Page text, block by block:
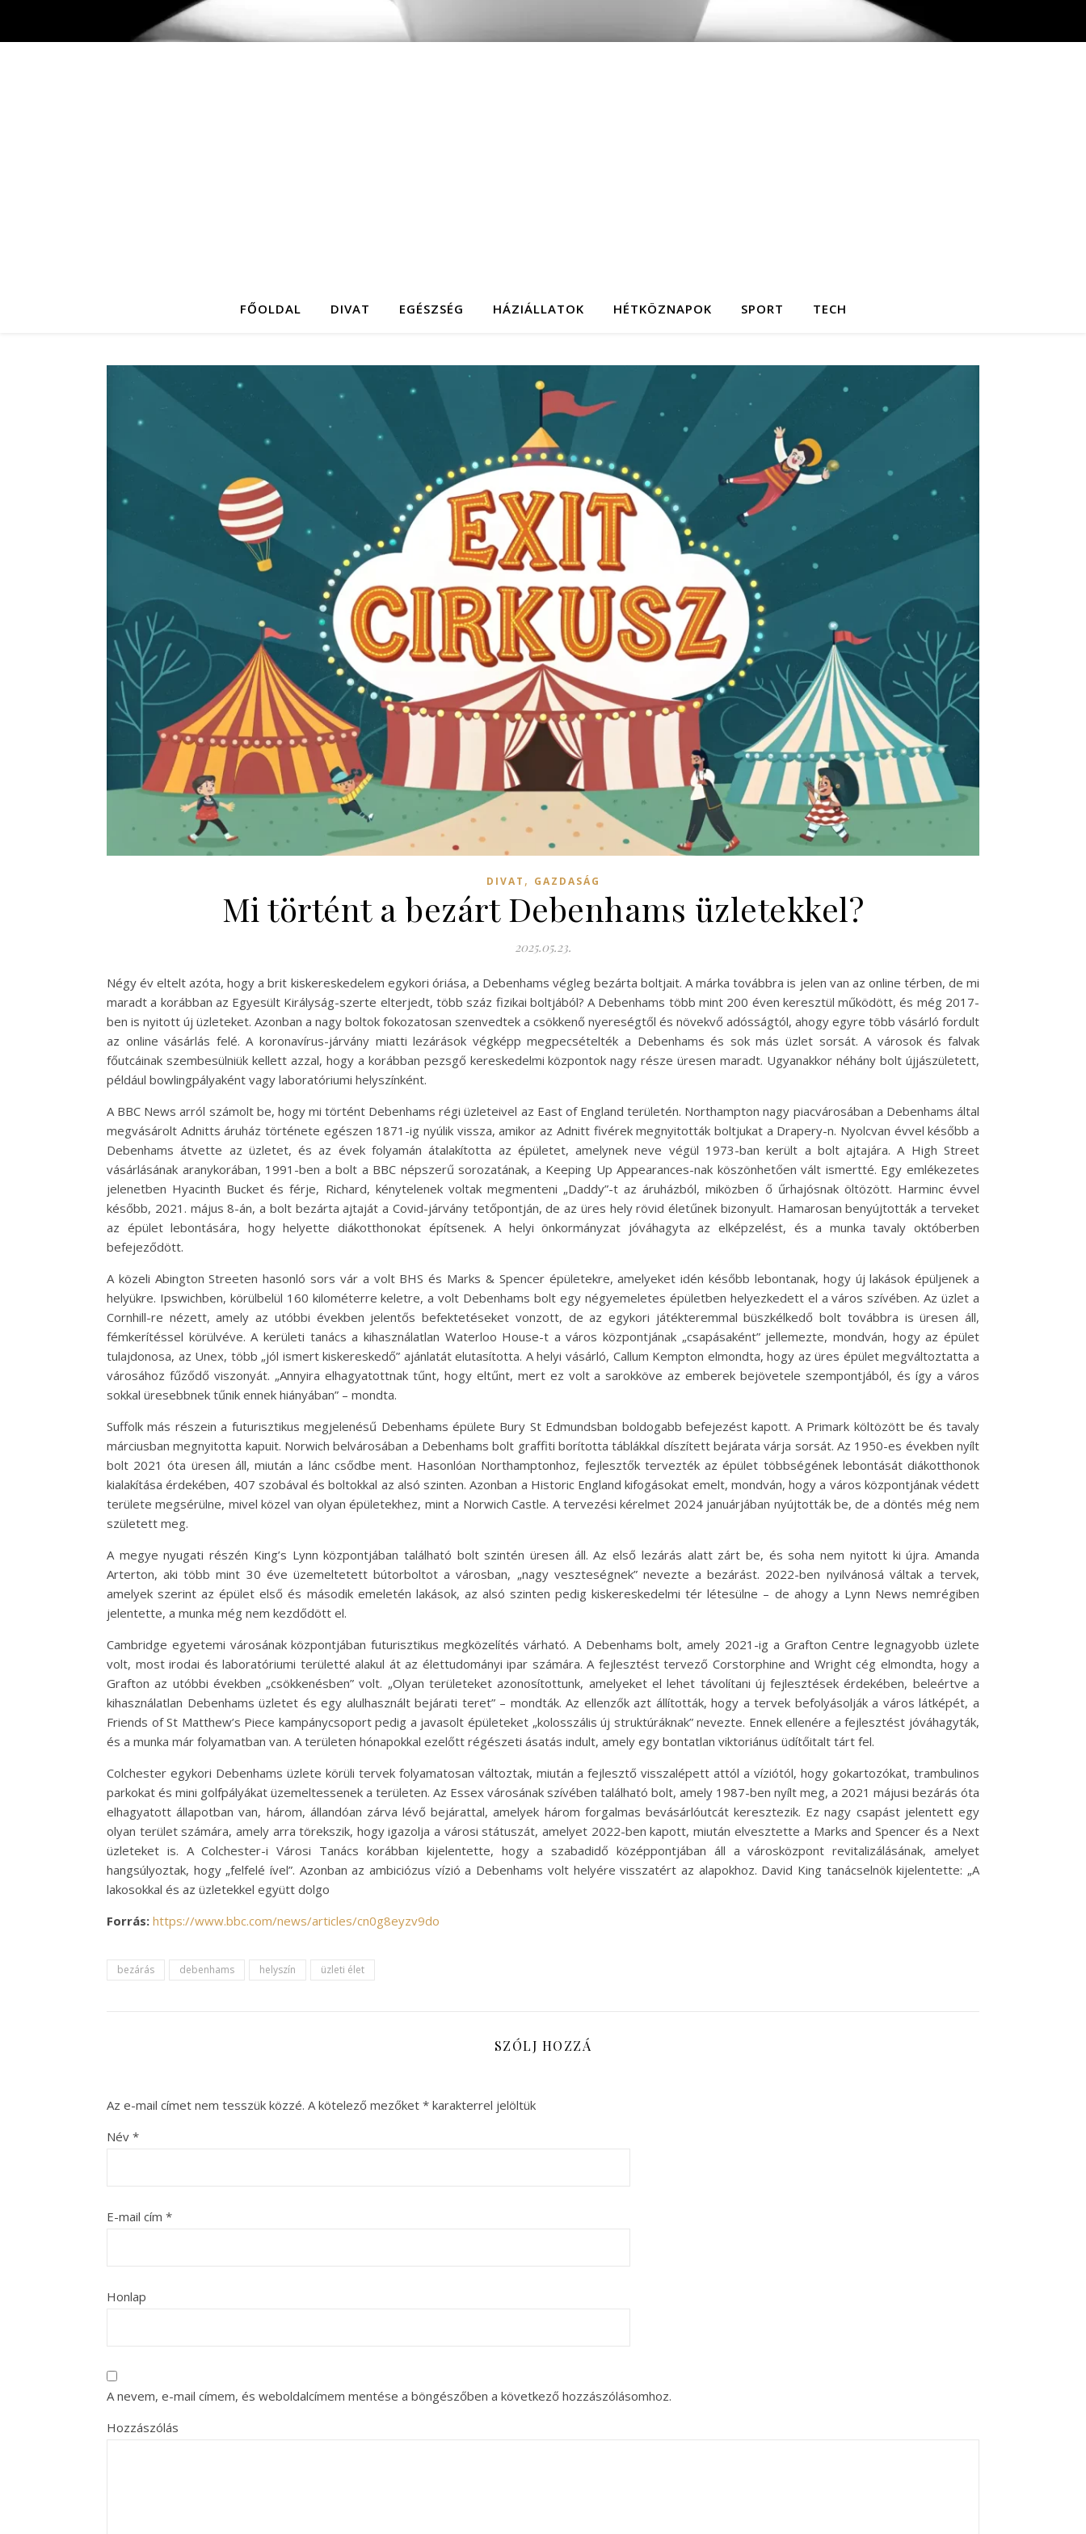
FŐOLDAL DIVAT EGÉSZSÉG HÁZIÁLLATOK HÉTKÖZNAPOK SPORT TECH
DIVAT , GAZDASÁG
Mi történt a bezárt Debenhams üzletekkel?
2025.05.23.
Négy év eltelt azóta, hogy a brit kiskereskedelem egykori óriása, a Debenhams végleg bezárta boltjait. A márka továbbra is jelen van az online térben, de mi
maradt a korábban az Egyesült Királyság-szerte elterjedt, több száz fizikai boltjából? A Debenhams több mint 200 éven keresztül működött, és még 2017-
ben is nyitott új üzleteket. Azonban a nagy boltok fokozatosan szenvedtek a csökkenő nyereségtől és növekvő adósságtól, ahogy egyre több vásárló fordult
az online vásárlás felé. A koronavírus-járvány miatti lezárások végképp megpecsételték a Debenhams és sok más üzlet sorsát. A városok és falvak
főutcáinak szembesülniük kellett azzal, hogy a korábban pezsgő kereskedelmi központok nagy része üresen maradt. Ugyanakkor néhány bolt újjászületett,
például bowlingpályaként vagy laboratóriumi helyszínként.
A BBC News arról számolt be, hogy mi történt Debenhams régi üzleteivel az East of England területén. Northampton nagy piacvárosában a Debenhams által
megvásárolt Adnitts áruház története egészen 1871-ig nyúlik vissza, amikor az Adnitt fivérek megnyitották boltjukat a Drapery-n. Nyolcvan évvel később a
Debenhams átvette az üzletet, és az évek folyamán átalakította az épületet, amelynek neve végül 1973-ban került a bolt ajtajára. A High Street
vásárlásának aranykorában, 1991-ben a bolt a BBC népszerű sorozatának, a Keeping Up Appearances-nak köszönhetően vált ismertté. Egy emlékezetes
jelenetben Hyacinth Bucket és férje, Richard, kénytelenek voltak megmenteni „Daddy”-t az áruházból, miközben ő űrhajósnak öltözött. Harminc évvel
később, 2021. május 8-án, a bolt bezárta ajtaját a Covid-járvány tetőpontján, de az üres hely rövid életűnek bizonyult. Hamarosan benyújtották a terveket
az épület lebontására, hogy helyette diákotthonokat építsenek. A helyi önkormányzat jóváhagyta az elképzelést, és a munka tavaly októberben
befejeződött.
A közeli Abington Streeten hasonló sors vár a volt BHS és Marks & Spencer épületekre, amelyeket idén később lebontanak, hogy új lakások épüljenek a
helyükre. Ipswichben, körülbelül 160 kilométerre keletre, a volt Debenhams bolt egy négyemeletes épületben helyezkedett el a város szívében. Az üzlet a
Cornhill-re nézett, amely az utóbbi években jelentős befektetéseket vonzott, de az egykori játékteremmal büszkélkedő bolt továbbra is üresen áll,
fémkerítéssel körülvéve. A kerületi tanács a kihasználatlan Waterloo House-t a város központjának „csapásaként” jellemezte, mondván, hogy az épület
tulajdonosa, az Unex, több „jól ismert kiskereskedő” ajánlatát elutasította. A helyi vásárló, Callum Kempton elmondta, hogy az üres épület megváltoztatta a
városához fűződő viszonyát. „Annyira elhagyatottnak tűnt, hogy eltűnt, mert ez volt a sarokköve az emberek bejövetele szempontjából, és így a város
sokkal üresebbnek tűnik ennek hiányában” – mondta.
Suffolk más részein a futurisztikus megjelenésű Debenhams épülete Bury St Edmundsban boldogabb befejezést kapott. A Primark költözött be és tavaly
márciusban megnyitotta kapuit. Norwich belvárosában a Debenhams bolt graffiti borította táblákkal díszített bejárata várja sorsát. Az 1950-es években nyílt
bolt 2021 óta üresen áll, miután a lánc csődbe ment. Hasonlóan Northamptonhoz, fejlesztők tervezték az épület többségének lebontását diákotthonok
kialakítása érdekében, 407 szobával és boltokkal az alsó szinten. Azonban a Historic England kifogásokat emelt, mondván, hogy a város központjának védett
területe megsérülne, mivel közel van olyan épületekhez, mint a Norwich Castle. A tervezési kérelmet 2024 januárjában nyújtották be, de a döntés még nem
született meg.
A megye nyugati részén King’s Lynn központjában található bolt szintén üresen áll. Az első lezárás alatt zárt be, és soha nem nyitott ki újra. Amanda
Arterton, aki több mint 30 éve üzemeltetett bútorboltot a városban, „nagy veszteségnek” nevezte a bezárást. 2022-ben nyilvánosá váltak a tervek,
amelyek szerint az épület első és második emeletén lakások, az alsó szinten pedig kiskereskedelmi tér létesülne – de ahogy a Lynn News nemrégiben
jelentette, a munka még nem kezdődött el.
Cambridge egyetemi városának központjában futurisztikus megközelítés várható. A Debenhams bolt, amely 2021-ig a Grafton Centre legnagyobb üzlete
volt, most irodai és laboratóriumi területté alakul át az élettudományi ipar számára. A fejlesztést tervező Corstorphine and Wright cég elmondta, hogy a
Grafton az utóbbi években „csökkenésben” volt. „Olyan területeket azonosítottunk, amelyeket el lehet távolítani új fejlesztések érdekében, beleértve a
kihasználatlan Debenhams üzletet és egy alulhasznált bejárati teret” – mondták. Az ellenzők azt állították, hogy a tervek befolyásolják a város látképét, a
Friends of St Matthew’s Piece kampánycsoport pedig a javasolt épületeket „kolosszális új struktúráknak” nevezte. Ennek ellenére a fejlesztést jóváhagyták,
és a munka már folyamatban van. A területen hónapokkal ezelőtt régészeti ásatás indult, amely egy bontatlan viktoriánus üdítőitalt tárt fel.
Colchester egykori Debenhams üzlete körüli tervek folyamatosan változtak, miután a fejlesztő visszalépett attól a víziótól, hogy gokartozókat, trambulinos
parkokat és mini golfpályákat üzemeltessenek a területen. Az Essex városának szívében található bolt, amely 1987-ben nyílt meg, a 2021 májusi bezárás óta
elhagyatott állapotban van, három, állandóan zárva lévő bejárattal, amelyek három forgalmas bevásárlóutcát keresztezik. Ez nagy csapást jelentett egy
olyan terület számára, amely arra törekszik, hogy igazolja a városi státuszát, amelyet 2022-ben kapott, miután elvesztette a Marks and Spencer és a Next
üzleteket is. A Colchester-i Városi Tanács korábban kijelentette, hogy a szabadidő középpontjában áll a városközpont revitalizálásának, amelyet
hangsúlyoztak, hogy „felfelé ível”. Azonban az ambiciózus vízió a Debenhams volt helyére visszatért az alapokhoz. David King tanácselnök kijelentette: „A
lakosokkal és az üzletekkel együtt dolgo
Forrás: https://www.bbc.com/news/articles/cn0g8eyzv9do
bezárás debenhams helyszín üzleti élet
SZÓLJ HOZZÁ
Az e-mail címet nem tesszük közzé. A kötelező mezőket * karakterrel jelöltük
Név *
E-mail cím *
Honlap
A nevem, e-mail címem, és weboldalcímem mentése a böngészőben a következő hozzászólásomhoz.
Hozzászólás